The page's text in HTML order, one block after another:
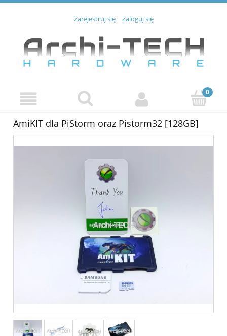
Zarejestruj się Zaloguj się
AmiKIT dla PiStorm oraz Pistorm32 [128GB]